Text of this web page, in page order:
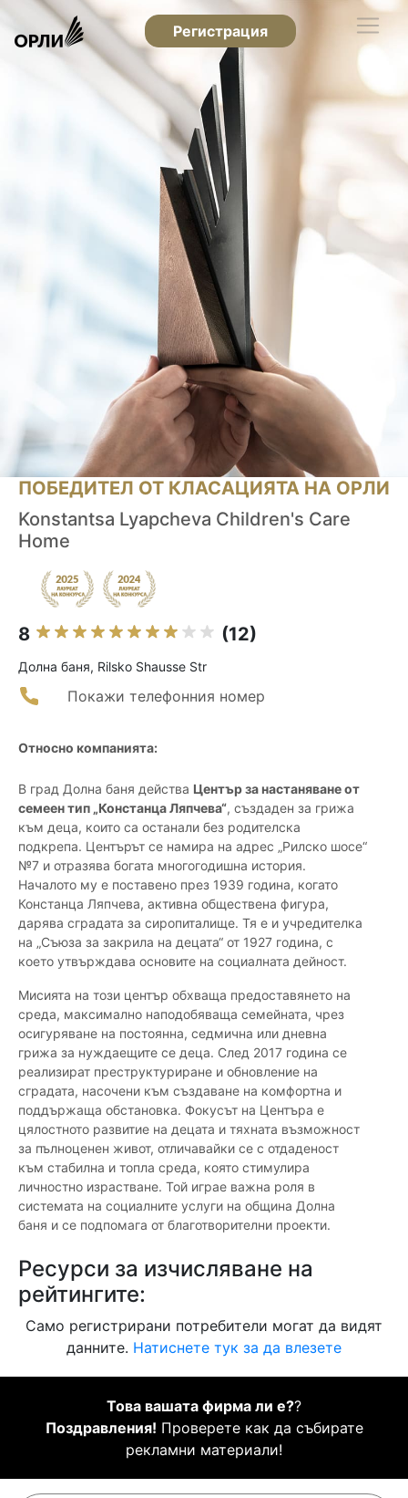
Регистрация
ПОБЕДИТЕЛ ОТ КЛАСАЦИЯТА НА ОРЛИ
Konstantsa Lyapcheva Children's Care
Home
8 (12)
Долна баня, Rilsko Shausse Str
Покажи телефонния номер
Относно компанията:
В град Долна баня действа Център за настаняване от
семеен тип „Констанца Ляпчева“, създаден за грижа
към деца, които са останали без родителска
подкрепа. Центърът се намира на адрес „Рилско шосе“
№7 и отразява богата многогодишна история.
Началото му е поставено през 1939 година, когато
Констанца Ляпчева, активна обществена фигура,
дарява сградата за сиропиталище. Тя е и учредителка
на „Съюза за закрила на децата“ от 1927 година, с
което утвърждава основите на социалната дейност.
Мисията на този център обхваща предоставянето на
среда, максимално наподобяваща семейната, чрез
осигуряване на постоянна, седмична или дневна
грижа за нуждаещите се деца. След 2017 година се
реализират преструктуриране и обновление на
сградата, насочени към създаване на комфортна и
поддържаща обстановка. Фокусът на Центъра е
цялостното развитие на децата и тяхната възможност
за пълноценен живот, отличавайки се с отдаденост
към стабилна и топла среда, която стимулира
личностно израстване. Той играе важна роля в
системата на социалните услуги на община Долна
баня и се подпомага от благотворителни проекти.
Ресурси за изчисляване на
рейтингите:
Само регистрирани потребители могат да видят
данните. Натиснете тук за да влезете
Това вашата фирма ли е??
Поздравления! Проверете как да събирате
рекламни материали!